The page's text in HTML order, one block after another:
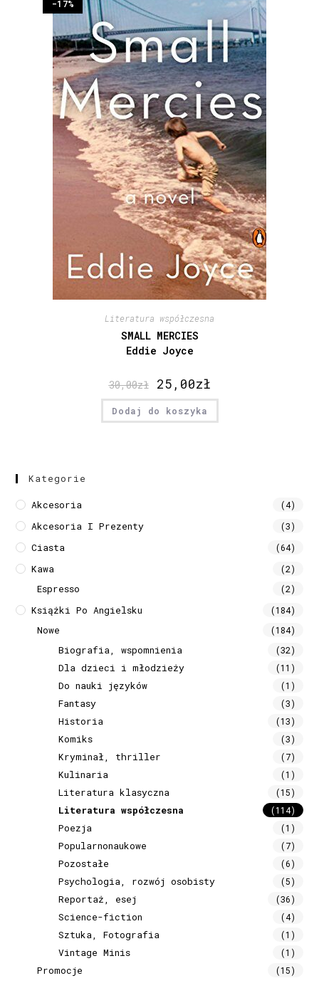
-17%
Literatura współczesna
SMALL MERCIES
Eddie Joyce
30,00zł 25,00zł
Dodaj do koszyka
Kategorie
Akcesoria (4)
Akcesoria I Prezenty (3)
Ciasta (64)
Kawa (2)
Espresso (2)
Książki Po Angielsku (184)
Nowe (184)
Biografia, wspomnienia (32)
Dla dzieci i młodzieży (11)
Do nauki języków (1)
Fantasy (3)
Historia (13)
Komiks (3)
Kryminał, thriller (7)
Kulinaria (1)
Literatura klasyczna (15)
Literatura współczesna (114)
Poezja (1)
Popularnonaukowe (7)
Pozostałe (6)
Psychologia, rozwój osobisty (5)
Reportaż, esej (36)
Science-fiction (4)
Sztuka, Fotografia (1)
Vintage Minis (1)
Promocje (15)